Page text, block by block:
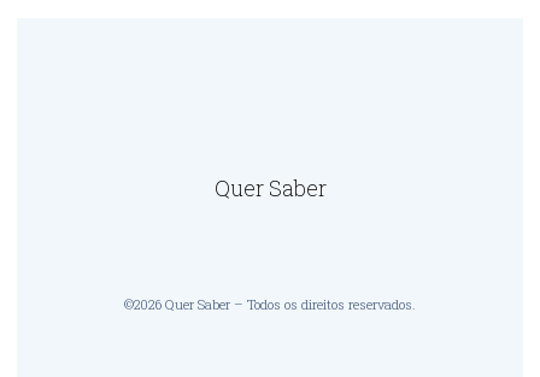
Quer Saber
©2026 Quer Saber – Todos os direitos reservados.